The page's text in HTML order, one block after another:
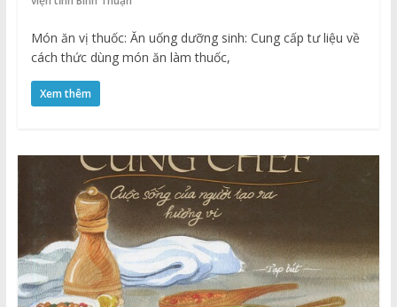
Món ăn vị thuốc: Ăn uống dưỡng sinh: Cung cấp tư liệu về
cách thức dùng món ăn làm thuốc,
Xem thêm